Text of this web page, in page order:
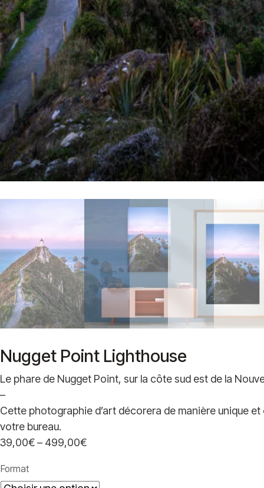
Nugget Point Lighthouse
Le phare de Nugget Point, sur la côte sud est de la
–
Cette photographie d’art décorera de manière unique
votre bureau.
39,00€– 499,00€
Plage
de
prix :
Format